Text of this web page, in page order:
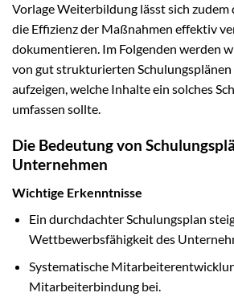
Vorlage Weiterbildung lässt sich
die Effizienz der Maßnahmen effektiv
dokumentieren. Im Folgenden werden
von gut strukturierten Schulungsplänen
aufzeigen, welche Inhalte ein solches
umfassen sollte.
Die Bedeutung von
Unternehmen
Wichtige Erkenntnisse
Ein durchdachter Schulungsplan
Wettbewerbsfähigkeit des
Systematische
Mitarbeiterbindung bei.